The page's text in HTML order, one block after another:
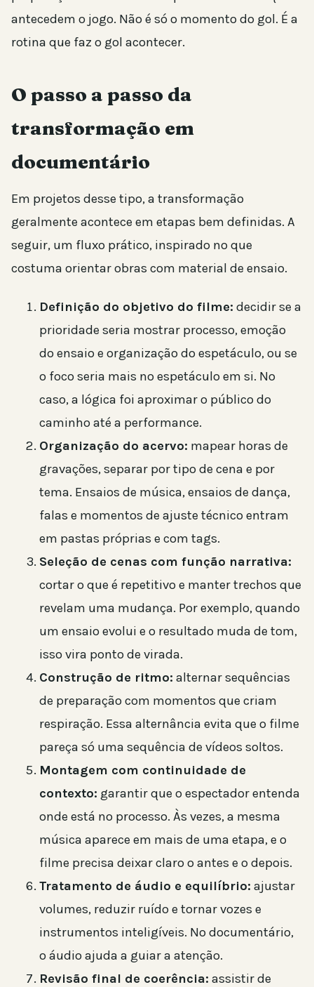
antecedem o jogo. Não é só o momento do gol. É a
rotina que faz o gol acontecer.
O passo a passo da
transformação em
documentário
Em projetos desse tipo, a transformação
geralmente acontece em etapas bem definidas. A
seguir, um fluxo prático, inspirado no que
costuma orientar obras com material de ensaio.
Definição do objetivo do filme: decidir se a
prioridade seria mostrar processo, emoção
do ensaio e organização do espetáculo, ou se
o foco seria mais no espetáculo em si. No
caso, a lógica foi aproximar o público do
caminho até a performance.
Organização do acervo: mapear horas de
gravações, separar por tipo de cena e por
tema. Ensaios de música, ensaios de dança,
falas e momentos de ajuste técnico entram
em pastas próprias e com tags.
Seleção de cenas com função narrativa:
cortar o que é repetitivo e manter trechos que
revelam uma mudança. Por exemplo, quando
um ensaio evolui e o resultado muda de tom,
isso vira ponto de virada.
Construção de ritmo: alternar sequências
de preparação com momentos que criam
respiração. Essa alternância evita que o filme
pareça só uma sequência de vídeos soltos.
Montagem com continuidade de
contexto: garantir que o espectador entenda
onde está no processo. Às vezes, a mesma
música aparece em mais de uma etapa, e o
filme precisa deixar claro o antes e o depois.
Tratamento de áudio e equilíbrio: ajustar
volumes, reduzir ruído e tornar vozes e
instrumentos inteligíveis. No documentário,
o áudio ajuda a guiar a atenção.
Revisão final de coerência: assistir de